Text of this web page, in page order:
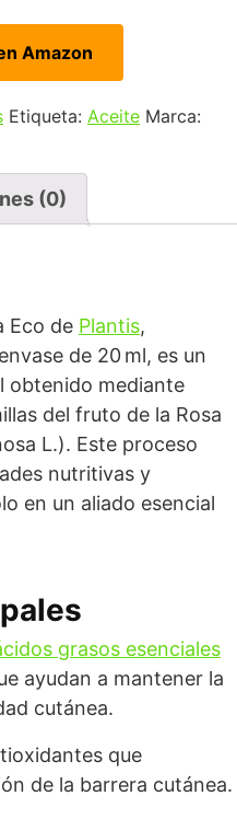
Amazon
Etiqueta: Aceite Marca:
(0)
Eco de Plantis,
de 20 ml, es un
obtenido mediante
del fruto de la Rosa
L.). Este proceso
nutritivas y
en un aliado esencial
grasos esenciales
ayudan a mantener la
cutánea.
que
de la barrera cutánea.